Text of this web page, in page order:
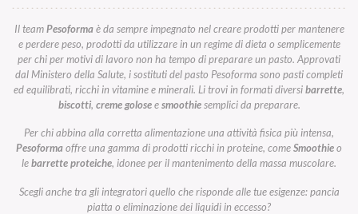
Il teamPesoformaè da sempre impegnato nel creare prodotti per mantenere
e perdere peso, prodotti da utilizzare in un regime di dieta o semplicemente
per chi per motivi di lavoro non ha tempo di preparare un pasto. Approvati
dal Ministero della Salute, i sostituti del pasto Pesoforma sono pasti completi
ed equilibrati, ricchi in vitamine e minerali. Li trovi in formati diversibarrette,
biscotti, creme goloseesmoothiesemplici da preparare.
Per chi abbina alla corretta alimentazione una attività fisica più intensa,
Pesoformaoffre una gamma di prodotti ricchi in proteine, comeSmoothieo
lebarrette proteiche, idonee per il mantenimento della massa muscolare.
Scegli anche tra gli integratori quello che risponde alle tue esigenze: pancia
piatta o eliminazione dei liquidi in eccesso?